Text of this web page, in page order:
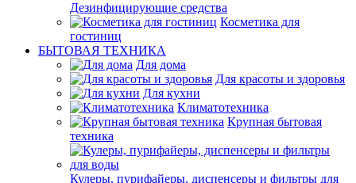
Дезинфицирующие средства
Косметика для
гостиниц
БЫТОВАЯ ТЕХНИКА
Для дома
Для красоты и здоровья
Для кухни
Климатотехника
Крупная бытовая
техника
Кулеры, пурифайеры, диспенсеры и фильтры для